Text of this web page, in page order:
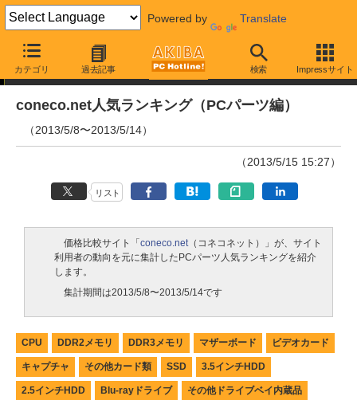
Powered by Translate
カテゴリ 過去記事 検索 Impressサイト
ランキング
coneco.net人気ランキング（PCパーツ編）
（2013/5/8〜2013/5/14）
（2013/5/15 15:27）
リスト
価格比較サイト「 coneco.net（コネコネット）」が、サイト
利用者の動向を元に集計したPCパーツ人気ランキングを紹介
します。
集計期間は2013/5/8〜2013/5/14です
CPU DDR2メモリ DDR3メモリ マザーボード ビデオカード
キャプチャ その他カード類 SSD 3.5インチHDD
2.5インチHDD Blu-rayドライブ その他ドライブベイ内蔵品